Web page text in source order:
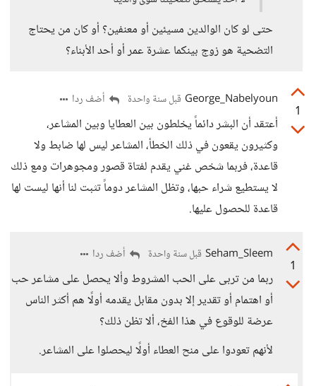
حتى لو كان الوالدين مسيئين أو معنفين؟ أو كان من يحتاج
التضحية هو زوج بينكما عشرة عمر أو أحد الأبناء؟
1
George_Nabelyoun قبل سنة واحدة أضف ردا
أعتقد أن البشر دائماً يخلطون بين العطايا وبين المشاعر،
وكثيرون يقعون في ذلك الخطأ، المشاعر ليس لها ضابط ولا
قاعدة، فربما شخص غني يقدم لفتاة قصور ومجوهرات ومع ذلك
لا يستطيع شراء حبها، وتظل المشاعر دوماً تثبت لنا أنها ليست لها
قاعدة للحصول عليها.
1
Seham_Sleem قبل سنة واحدة أضف ردا
ربما من تربى على الحب المشروط وألا يحصل على مشاعر حب
أو اهتمام أو تقدير إلا بدون مقابل يقدمه أولًا هم أكثر الناس
عرضة للوقوع في هذا الفخ، ألا تظن ذلك؟
لأنهم تعودوا على منح العطاء أولًا ليحصلوا على المشاعر.